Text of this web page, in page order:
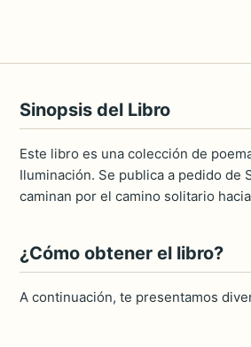
Sinopsis del Libro
Este libro es una colección de
Iluminación. Se publica a pedido de
caminan por el camino solitario
¿Cómo obtener el libro?
A continuación, te presentamos